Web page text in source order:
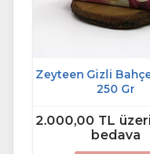
Zeyteen Gizli
250 Gr
2.000,00 TL
bedava